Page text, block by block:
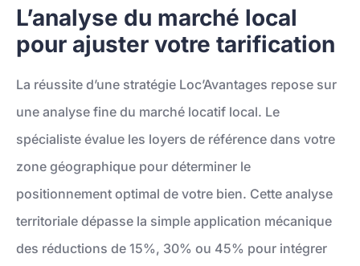
L’analyse du marché local
pour ajuster votre tarification
La réussite d’une stratégie Loc’Avantages repose sur
une analyse fine du marché locatif local. Le
spécialiste évalue les loyers de référence dans votre
zone géographique pour déterminer le
positionnement optimal de votre bien. Cette analyse
territoriale dépasse la simple application mécanique
des réductions de 15%, 30% ou 45% pour intégrer